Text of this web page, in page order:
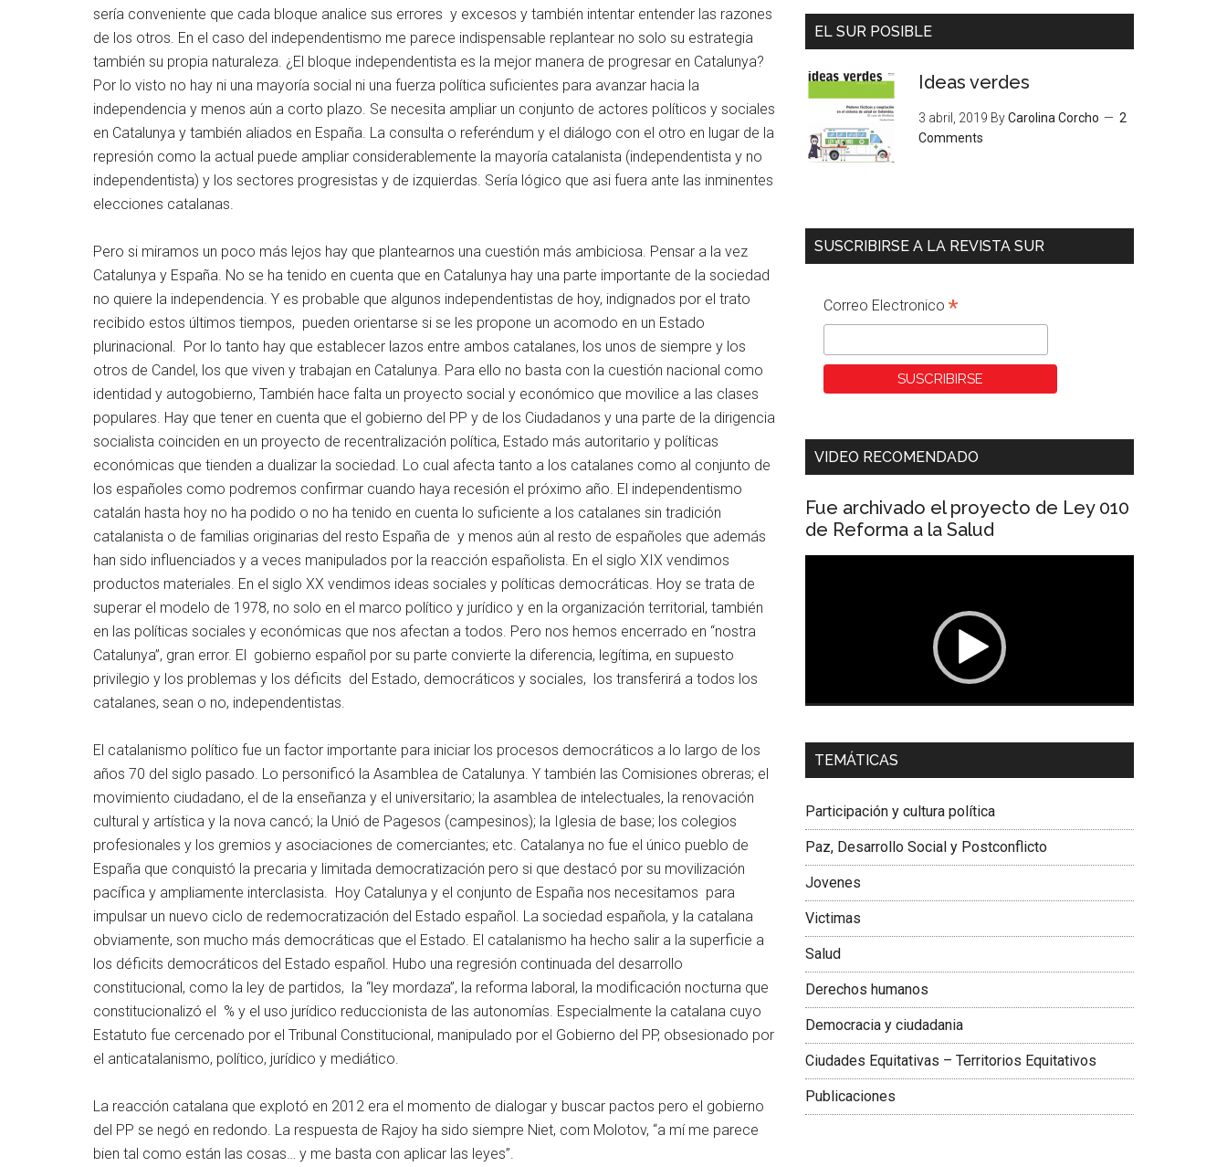
sería conveniente que cada bloque analice sus errores y excesos y también intentar entender las razones
de los otros. En el caso del independentismo me parece indispensable replantear no solo su estrategia
también su propia naturaleza. ¿El bloque independentista es la mejor manera de progresar en Catalunya?
Por lo visto no hay ni una mayoría social ni una fuerza política suficientes para avanzar hacia la
independencia y menos aún a corto plazo. Se necesita ampliar un conjunto de actores políticos y sociales
en Catalunya y también aliados en España. La consulta o referéndum y el diálogo con el otro en lugar de la
represión como la actual puede ampliar considerablemente la mayoría catalanista (independentista y no
independentista) y los sectores progresistas y de izquierdas. Sería lógico que asi fuera ante las inminentes
elecciones catalanas.
Pero si miramos un poco más lejos hay que plantearnos una cuestión más ambiciosa. Pensar a la vez
Catalunya y España. No se ha tenido en cuenta que en Catalunya hay una parte importante de la sociedad
no quiere la independencia. Y es probable que algunos independentistas de hoy, indignados por el trato
recibido estos últimos tiempos, pueden orientarse si se les propone un acomodo en un Estado
plurinacional. Por lo tanto hay que establecer lazos entre ambos catalanes, los unos de siempre y los
otros de Candel, los que viven y trabajan en Catalunya. Para ello no basta con la cuestión nacional como
identidad y autogobierno, También hace falta un proyecto social y económico que movilice a las clases
populares. Hay que tener en cuenta que el gobierno del PP y de los Ciudadanos y una parte de la dirigencia
socialista coinciden en un proyecto de recentralización política, Estado más autoritario y políticas
económicas que tienden a dualizar la sociedad. Lo cual afecta tanto a los catalanes como al conjunto de
los españoles como podremos confirmar cuando haya recesión el próximo año. El independentismo
catalán hasta hoy no ha podido o no ha tenido en cuenta lo suficiente a los catalanes sin tradición
catalanista o de familias originarias del resto España de y menos aún al resto de españoles que además
han sido influenciados y a veces manipulados por la reacción españolista. En el siglo XIX vendimos
productos materiales. En el siglo XX vendimos ideas sociales y políticas democráticas. Hoy se trata de
superar el modelo de 1978, no solo en el marco político y jurídico y en la organización territorial, también
en las políticas sociales y económicas que nos afectan a todos. Pero nos hemos encerrado en “nostra
Catalunya”, gran error. El gobierno español por su parte convierte la diferencia, legítima, en supuesto
privilegio y los problemas y los déficits del Estado, democráticos y sociales, los transferirá a todos los
catalanes, sean o no, independentistas.
El catalanismo político fue un factor importante para iniciar los procesos democráticos a lo largo de los
años 70 del siglo pasado. Lo personificó la Asamblea de Catalunya. Y también las Comisiones obreras; el
movimiento ciudadano, el de la enseñanza y el universitario; la asamblea de intelectuales, la renovación
cultural y artística y la nova cancó; la Unió de Pagesos (campesinos); la Iglesia de base; los colegios
profesionales y los gremios y asociaciones de comerciantes; etc. Catalanya no fue el único pueblo de
España que conquistó la precaria y limitada democratización pero si que destacó por su movilización
pacífica y ampliamente interclasista. Hoy Catalunya y el conjunto de España nos necesitamos para
impulsar un nuevo ciclo de redemocratización del Estado español. La sociedad española, y la catalana
obviamente, son mucho más democráticas que el Estado. El catalanismo ha hecho salir a la superficie a
los déficits democráticos del Estado español. Hubo una regresión continuada del desarrollo
constitucional, como la ley de partidos, la “ley mordaza”, la reforma laboral, la modificación nocturna que
constitucionalizó el % y el uso jurídico reduccionista de las autonomías. Especialmente la catalana cuyo
Estatuto fue cercenado por el Tribunal Constitucional, manipulado por el Gobierno del PP, obsesionado por
el anticatalanismo, político, jurídico y mediático.
La reacción catalana que explotó en 2012 era el momento de dialogar y buscar pactos pero el gobierno
del PP se negó en redondo. La respuesta de Rajoy ha sido siempre Niet, com Molotov, “a mí me parece
bien tal como están las cosas… y me basta con aplicar las leyes”.
EL SUR POSIBLE
Ideas verdes
3 abril, 2019 ByCarolina Corcho
2
Comments
SUSCRIBIRSE A LA REVISTA SUR
Correo Electronico *
VIDEO RECOMENDADO
Fue archivado el proyecto de Ley 010
de Reforma a la Salud
Dra. Carolina Corcho Mejía,
Latinoamericana Sur, Vicepresidenta Federación
TEMÁTICAS
Participación y cultura política
Paz, Desarrollo Social y Postconflicto
Jovenes
Victimas
Salud
Derechos humanos
Democracia y ciudadania
Ciudades Equitativas – Territorios Equitativos
Publicaciones